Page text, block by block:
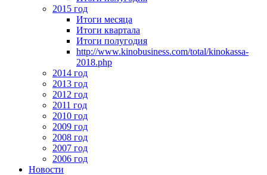
2015 год
Итоги месяца
Итоги квартала
Итоги полугодия
http://www.kinobusiness.com/total/kinokassa-
2018.php
2014 год
2013 год
2012 год
2011 год
2010 год
2009 год
2008 год
2007 год
2006 год
Новости